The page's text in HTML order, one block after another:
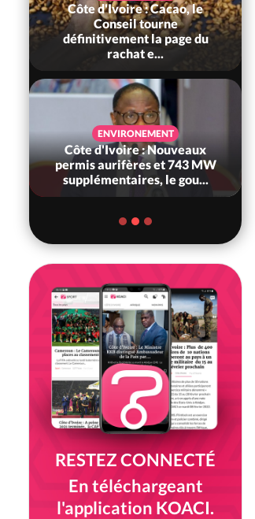
Côte d'Ivoire : Cacao, le
Conseil tourne
définitivement la page du
rachat e...
ENVIRONEMENT
Côte d'Ivoire : Nouveaux
permis aurifères et 743 MW
supplémentaires, le gou...
RESTEZ CONNECTÉ
En téléchargeant
l'application KOACI.